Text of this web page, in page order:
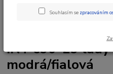
Machine Storm INT e90-29 lady
Elektrokolo
INT e90-29
modrá/fialová
Souhlasím se zpracováním